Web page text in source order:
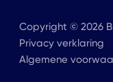
Copyright © 2026
Privacy verklaring
Algemene